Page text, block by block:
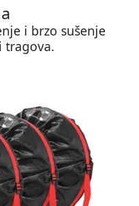
i brzo sušenje
tragova.